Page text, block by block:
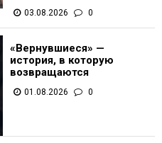
03.08.2026 0
«Вернувшиеся» —
история, в которую
возвращаются
01.08.2026 0